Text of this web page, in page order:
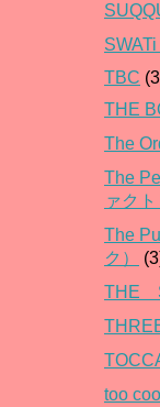
SWATi
TBC
THE
The
The
ァクト
The
ク）
THE
too